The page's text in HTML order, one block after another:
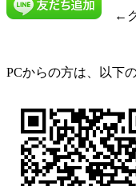
←ク
PCからの方は、以下